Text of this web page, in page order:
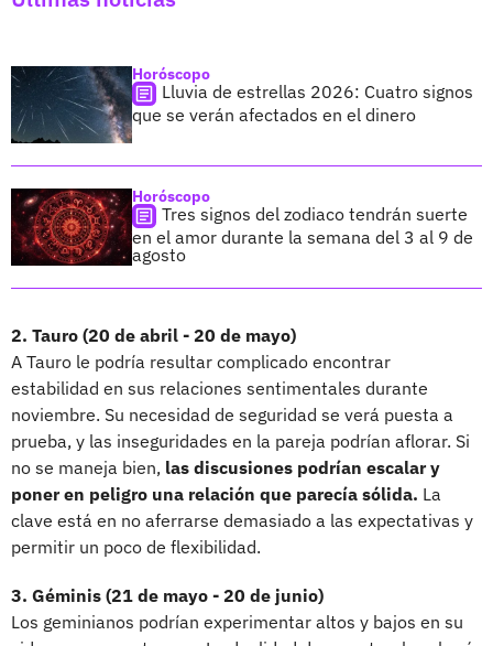
Horóscopo
Lluvia de estrellas 2026: Cuatro signos
que se verán afectados en el dinero
Horóscopo
Tres signos del zodiaco tendrán suerte
en el amor durante la semana del 3 al 9 de
agosto
2. Tauro (20 de abril - 20 de mayo)
A Tauro le podría resultar complicado encontrar
estabilidad en sus relaciones sentimentales durante
noviembre. Su necesidad de seguridad se verá puesta a
prueba, y las inseguridades en la pareja podrían aflorar. Si
no se maneja bien, las discusiones podrían escalar y
poner en peligro una relación que parecía sólida. La
clave está en no aferrarse demasiado a las expectativas y
permitir un poco de flexibilidad.
3. Géminis (21 de mayo - 20 de junio)
Los geminianos podrían experimentar altos y bajos en su